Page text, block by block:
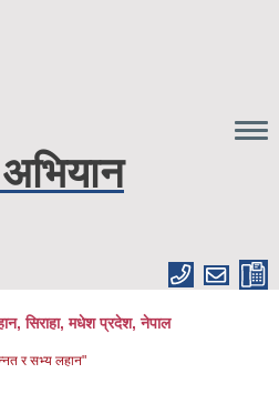
सिराहा, मधेश प्रदेश, नेपाल
र सभ्य लहान"